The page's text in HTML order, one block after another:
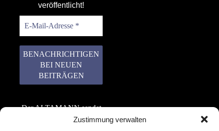
Zustimmung verwalten
veröffentlicht!
Der ALTAMANN sendet
keinen Spam! Er gibt